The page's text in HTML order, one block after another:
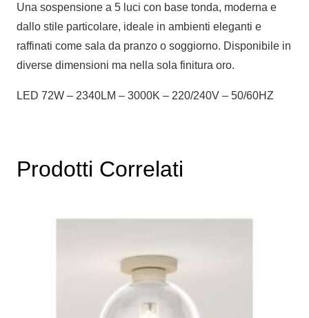
Una sospensione a 5 luci con base tonda, moderna e
dallo stile particolare, ideale in ambienti eleganti e
raffinati come sala da pranzo o soggiorno. Disponibile in
diverse dimensioni ma nella sola finitura oro.
LED 72W – 2340LM – 3000K – 220/240V – 50/60HZ
Prodotti Correlati